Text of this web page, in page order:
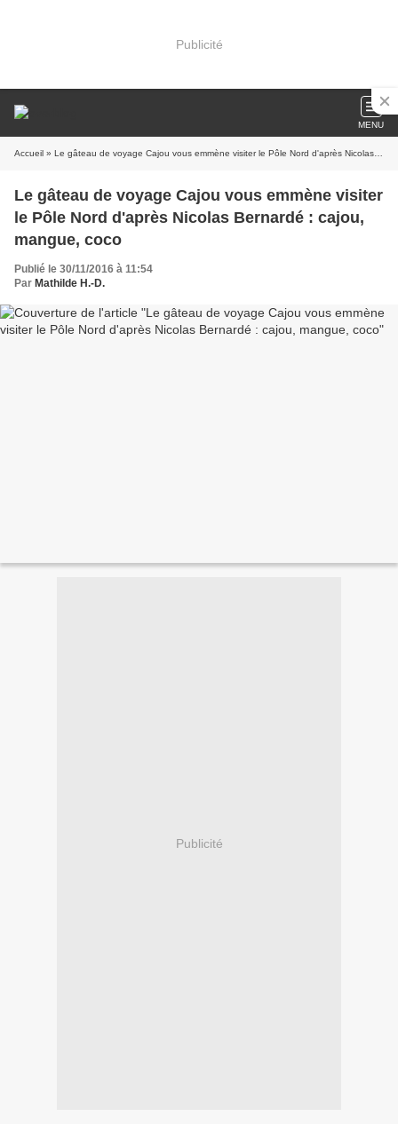
Publicité
MENU
Accueil » Le gâteau de voyage Cajou vous emmène visiter le Pôle Nord d'après Nicolas Bernardé : cajou, mangue, coco
Le gâteau de voyage Cajou vous emmène visiter
le Pôle Nord d'après Nicolas Bernardé : cajou,
mangue, coco
Publié le 30/11/2016 à 11:54
Par Mathilde H.-D.
Publicité